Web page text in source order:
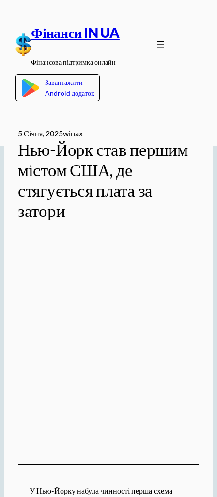
вмісту
Фінанси IN UA
Фінансова підтримка онлайн
Завантажити
Android додаток
5 Січня, 2025winax
Нью-Йорк став першим
містом США, де
стягується плата за
затори
У Нью-Йорку набула чинності перша схема